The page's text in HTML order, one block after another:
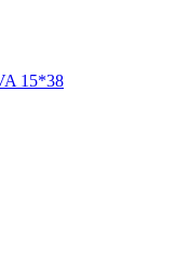
15*38